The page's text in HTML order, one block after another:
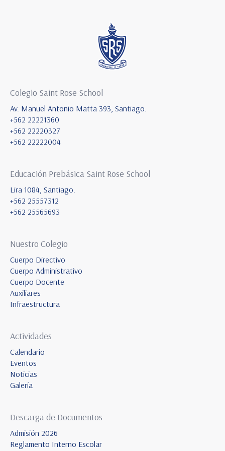
Colegio Saint Rose School
Av. Manuel Antonio Matta 393, Santiago.
+562 22221360
+562 22220327
+562 22222004
Educación Prebásica Saint Rose School
Lira 1084, Santiago.
+562 25557312
+562 25565693
Nuestro Colegio
Cuerpo Directivo
Cuerpo Administrativo
Cuerpo Docente
Auxiliares
Infraestructura
Actividades
Calendario
Eventos
Noticias
Galería
Descarga de Documentos
Admisión 2026
Reglamento Interno Escolar